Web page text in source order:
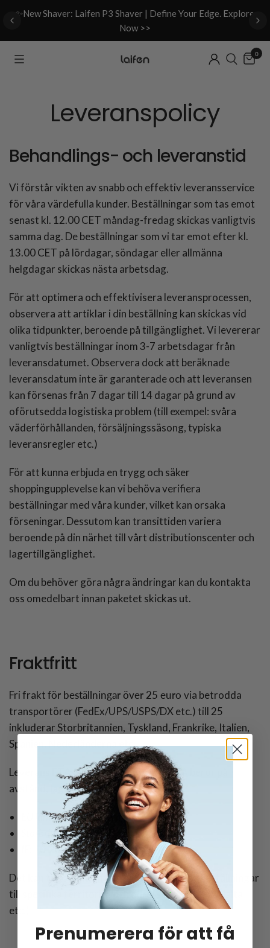
✨New Shaver: Laifen P3 Shaver | Define Your Edge. Explore
Now >>
0
Leveranspolicy
Behandlings- och leveranstid
Vi förstår vikten av snabb och effektiv leveransservice
för våra värdefulla kunder. Beställningar som tas emot
senast kl. 12.00 CET måndag-fredag skickas vanligtvis
samma dag. De beställningar som vi tar emot efter kl.
13.00 CET på lördagar, söndagar eller allmänna
helgdagar skickas nästa arbetsdag.
För att optimera och effektivisera leveransprocessen,
observera att artiklar i din beställning kan skickas vid
olika tidpunkter, beroende på tillgänglighet. Vi levererar
vanligtvis beställningar inom 3-7 arbetsdagar från
leveransdatumet. Observera dock att beräknade
leveransdatum inte är garanterade och att leveransen
kan försenas från 7 dagar till 14 dagar på grund av
oförutsedda logistiska problem (till exempel: svåra
väderförhållanden, försäljningssäsong, typiska
leveransregler etc.)
För att kunna erbjuda en trygg och säker
shoppingupplevelse kan vi behöva verifiera
beställningar med våra kunder, vilket kan orsaka
förseningar. Dessutom kan transittiden variera
beroende på din närhet till vårt distributionscenter och
lagertillgänglighet.
Om du behöver göra några ändringar kan du kontakta
oss omedelbart innan paketet skickas ut.
Fraktfritt
Fri fraktför beställningar över 25 euro via betrodda
transportörer (FedEx/UPS/USPS/DX etc.) till 25
inkluderar Storbritannien, Tyskland, Frankrike, Italien,
Spanien, Nederländerna etc.
Leverans ETA (endast för referens, ETA beror på
avstånd, lager och transporttjänster):
EU länder: 3-7 arbetsdagar
Storbritannien: 10-20 arbetsdagar
IE: 10-20 arbetsdagar
Det kan tillkomma en extra fraktavgift för beställningar
till specifika territorier och adresser (Schweiz, Malta
etc.)
Prenumerera för att få